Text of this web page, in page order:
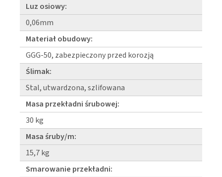
Luz osiowy:
0,06mm
Materiał obudowy:
GGG-50, zabezpieczony przed korozją
Ślimak:
Stal, utwardzona, szlifowana
Masa przekładni śrubowej:
30 kg
Masa śruby/m:
15,7 kg
Smarowanie przekładni: